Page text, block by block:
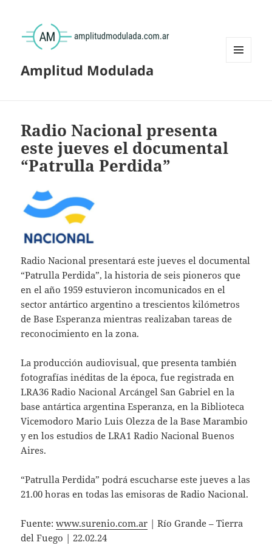
Amplitud Modulada
Radio Nacional presenta
este jueves el documental
“Patrulla Perdida”
Radio Nacional presentará este jueves el documental
“Patrulla Perdida”, la historia de seis pioneros que
en el año 1959 estuvieron incomunicados en el
sector antártico argentino a trescientos kilómetros
de Base Esperanza mientras realizaban tareas de
reconocimiento en la zona.
La producción audiovisual, que presenta también
fotografías inéditas de la época, fue registrada en
LRA36 Radio Nacional Arcángel San Gabriel en la
base antártica argentina Esperanza, en la Biblioteca
Vicemodoro Mario Luis Olezza de la Base Marambio
y en los estudios de LRA1 Radio Nacional Buenos
Aires.
“Patrulla Perdida” podrá escucharse este jueves a las
21.00 horas en todas las emisoras de Radio Nacional.
Fuente:www.surenio.com.ar | Río Grande – Tierra
del Fuego | 22.02.24